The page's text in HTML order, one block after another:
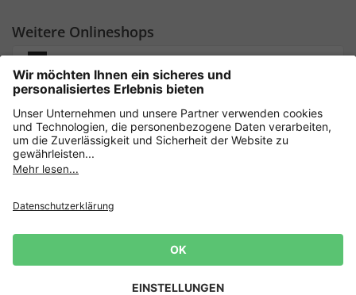
Weitere Onlineshops
Deutschland
Sicher einkaufen mit
AGB
Lieferbedingungen
Impressum Cookie Einstellungen
Newsletter
10€ für deine nächste
Bestellung! 👈
Zur Anmeldung